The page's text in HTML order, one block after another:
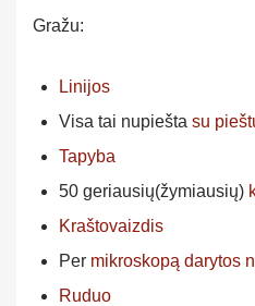
Gražu:
Linijos
Visa tai nupiešta su
Tapyba
50 geriausių(žymiausių)
Kraštovaizdis
Per mikroskopą darytos
Ruduo